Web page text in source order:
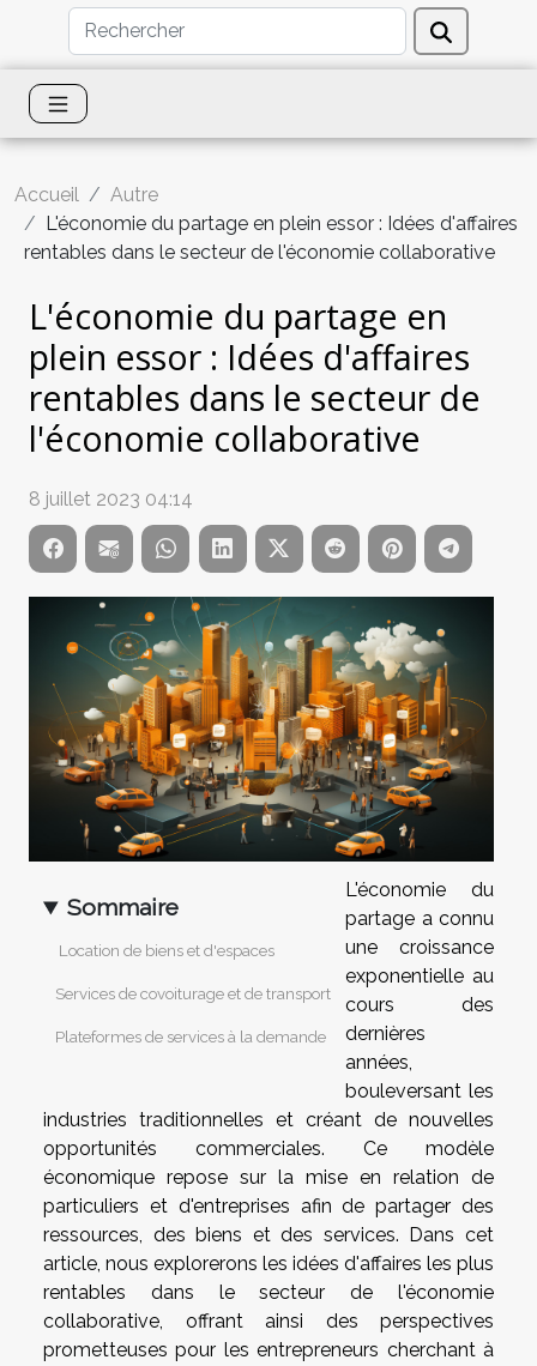
Accueil
Autre
L'économie du partage en plein essor : Idées d'affaires
rentables dans le secteur de l'économie collaborative
L'économie du partage en
plein essor : Idées d'affaires
rentables dans le secteur de
l'économie collaborative
8 juillet 2023 04:14
Sommaire
Location de biens et d'espaces
Services de covoiturage et de transport
Plateformes de services à la demande
L'économie du
partage a connu
une croissance
exponentielle au
cours des
dernières
années,
bouleversant les
industries traditionnelles et créant de nouvelles
opportunités commerciales. Ce modèle
économique repose sur la mise en relation de
particuliers et d'entreprises afin de partager des
ressources, des biens et des services. Dans cet
article, nous explorerons les idées d'affaires les plus
rentables dans le secteur de l'économie
collaborative, offrant ainsi des perspectives
prometteuses pour les entrepreneurs cherchant à